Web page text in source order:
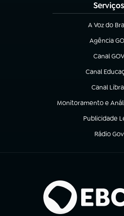
Serviços
A Voz do
(abre em
Agência
(abre em
Canal GOV
(abre em
Canal
(abre em
Canal
(abre em
Monitoramento e
(abre em nova aba)
Publicidade
(abre em nova
Rádio Gov
(abre em